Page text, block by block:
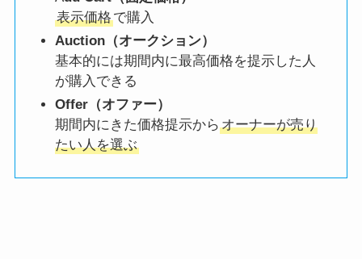
表示価格で購入
Auction（オークション）
基本的には期間内に最高価格を提示した人
が購入 できる
Offer（オファー）
期間内にきた価格提示から オーナーが売り
たい人を選ぶ